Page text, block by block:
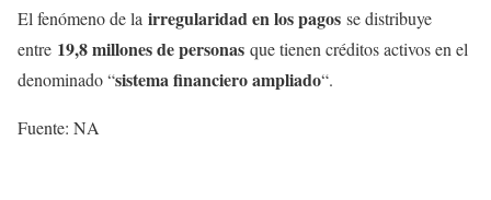
El fenómeno de la irregularidad en los pagos se distribuye
entre 19,8 millones de personas que tienen créditos activos en el
denominado “sistema financiero ampliado“.
Fuente: NA